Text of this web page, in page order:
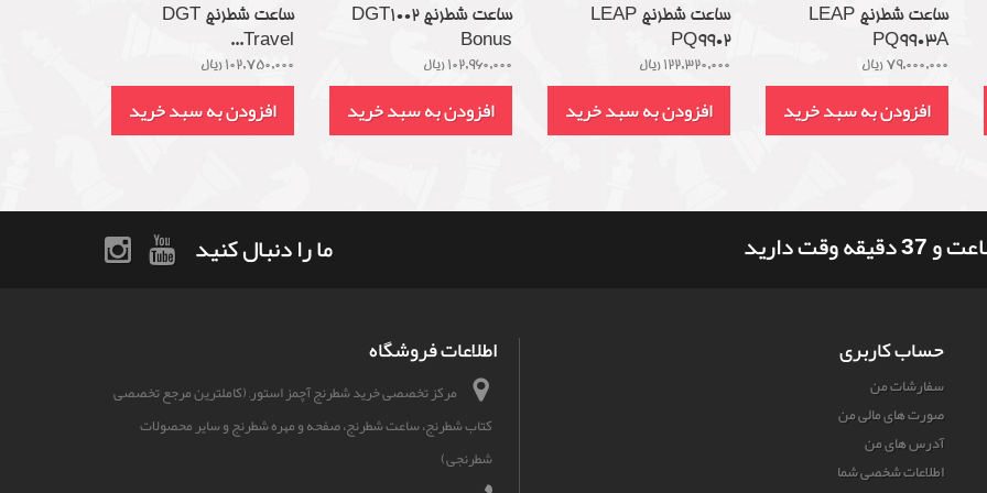
ساعت شطرنج DGT
Travel...
102,750,000 ریال
افزودن به سبد خرید
ساعت شطرنج DGT1002
Bonus
102,960,000 ریال
افزودن به سبد خرید
ساعت شطرنج LEAP
PQ9902
122,320,000 ریال
افزودن به سبد خرید
ساعت شطرنج LEAP
PQ9903A
79,000,000 ریال
افزودن به سبد خرید
ما را دنبال کنید
حساب کاربری
سفارشات من
صورت های مالی من
آدرس های من
اطلاعات شخصی شما
اطلاعات فروشگاه
مرکز تخصصی خرید شطرنج آچمز استور, (کاملترین مرجع تخصصی
کتاب شطرنج، ساعت شطرنج، صفحه و مهره شطرنج و سایر محصولات
شطرنجی)